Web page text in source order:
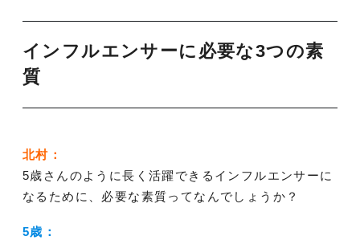
インフルエンサーに必要な3つの素
質
北村：
5歳さんのように長く活躍できるインフルエンサーに
なるために、必要な素質ってなんでしょうか？
5歳：